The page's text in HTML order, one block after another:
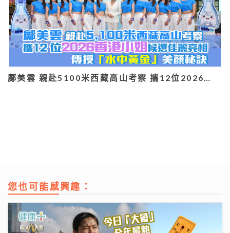
鄺美雲 親赴5100米西藏高山考察 攜12位2026…
您也可能感興趣：